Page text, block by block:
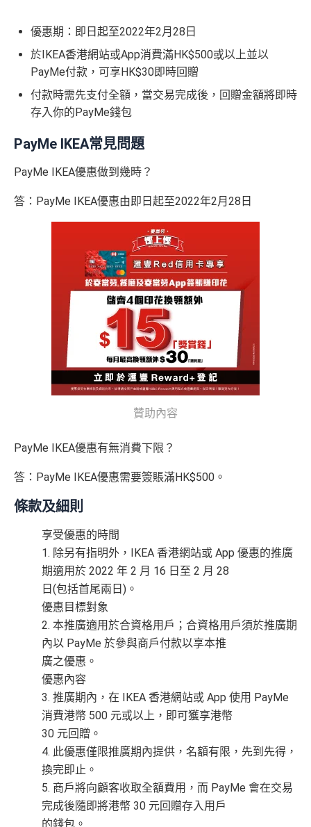
優惠期：即日起至2022年2月28日
於IKEA香港網站或App消費滿HK$500或以上並以
PayMe付款，可享HK$30即時回贈
付款時需先支付全額，當交易完成後，回贈金額將即時
存入你的PayMe錢包
PayMe IKEA常見問題
PayMe IKEA優惠做到幾時？
答：PayMe IKEA優惠由即日起至2022年2月28日
贊助內容
PayMe IKEA優惠有無消費下限？
答：PayMe IKEA優惠需要簽賬滿HK$500。
條款及細則
享受優惠的時間
1. 除另有指明外，IKEA 香港網站或 App 優惠的推廣
期適用於 2022 年 2 月 16 日至 2 月 28
日(包括首尾兩日)。
優惠目標對象
2. 本推廣適用於合資格用戶；合資格用戶須於推廣期
內以 PayMe 於參與商戶付款以享本推
廣之優惠。
優惠內容
3. 推廣期內，在 IKEA 香港網站或 App 使用 PayMe
消費港幣 500 元或以上，即可獲享港幣
30 元回贈。
4. 此優惠僅限推廣期內提供，名額有限，先到先得，
換完即止。
5. 商戶將向顧客收取全額費用，而 PayMe 會在交易
完成後隨即將港幣 30 元回贈存入用戶
的錢包。